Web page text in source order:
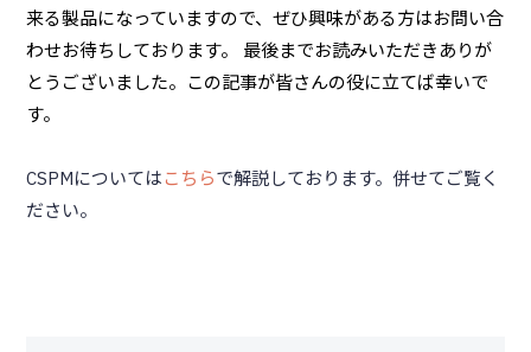
来る製品になっていますので、ぜひ興味がある方はお問い合
わせお待ちしております。 最後までお読みいただきありが
とうございました。この記事が皆さんの役に立てば幸いで
す。
CSPMについては こちらで解説しております。併せてご覧く
ださい。